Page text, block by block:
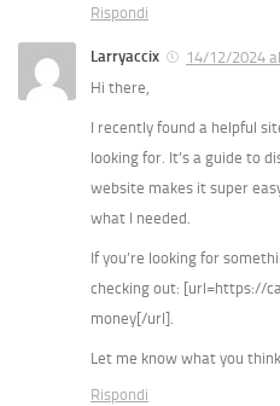
Rispondi
Larryaccix
14/12/2024
Hi there,
I recently found a helpful
looking for. It’s a guide to
website makes it super
what I needed.
If you’re looking for
checking out: [url=https://
money[/url].
Let me know what you
Rispondi